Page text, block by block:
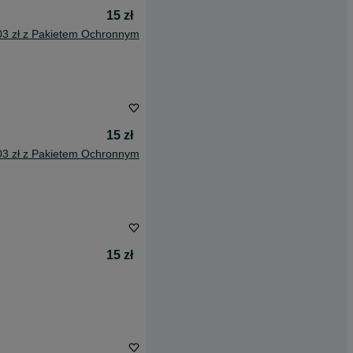
15 zł
zł z Pakietem Ochronnym
15 zł
zł z Pakietem Ochronnym
15 zł